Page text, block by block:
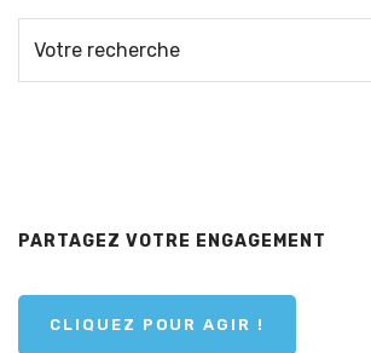
PARTAGEZ VOTRE ENGAGEMENT
CLIQUEZ POUR AGIR !